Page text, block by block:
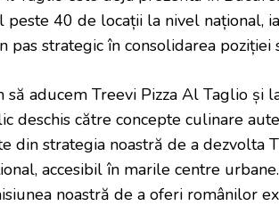
peste 40 de locații la nivel național,
pas strategic în consolidarea poziției
să aducem Treevi Pizza Al Taglio și
deschis către concepte culinare
din strategia noastră de a dezvolta
accesibil în marile centre
noastră de a oferi românilor